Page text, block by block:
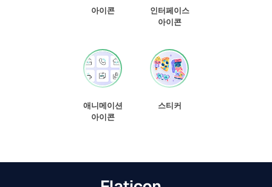
아이콘
인터페이스
아이콘
애니메이션
아이콘
스티커